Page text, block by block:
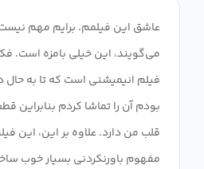
عاشق این فیلمم. برایم مهم
می‌گویند، این خیلی بامزه است.
فیلم انیمیشنی است که تا به
بودم آن را تماشا کردم بنابراین
قلب من دارد. علاوه بر این، این
مفهوم باورنکردنی بسیار خوب